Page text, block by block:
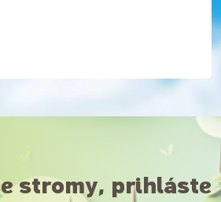
stromy, prihláste